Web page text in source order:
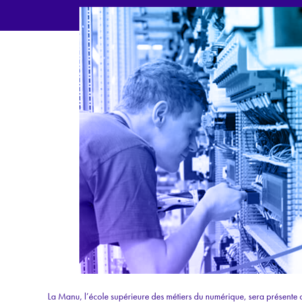
La Manu, l’école supérieure des métiers du numérique, sera présente